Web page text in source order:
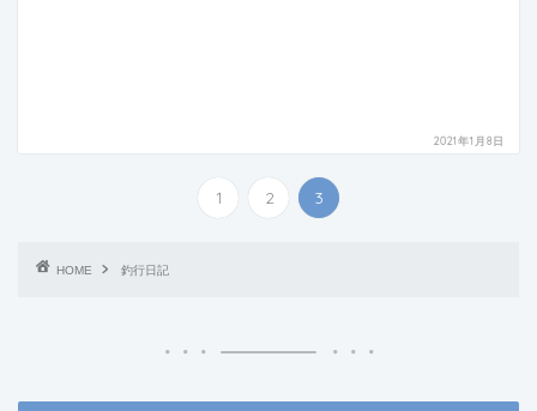
2021年1月8日
1 2 3
HOME 釣行日記